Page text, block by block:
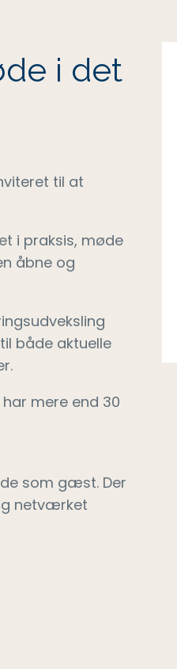
i det
til at
i praksis, møde
åbne og
både aktuelle
mere end 30
som gæst. Der
netværket